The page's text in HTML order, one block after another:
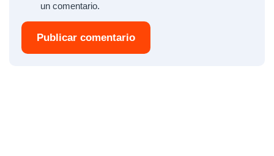
un comentario.
Publicar comentario